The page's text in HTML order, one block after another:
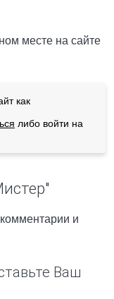
месте на сайте
как
либо войти на
и
Ваш